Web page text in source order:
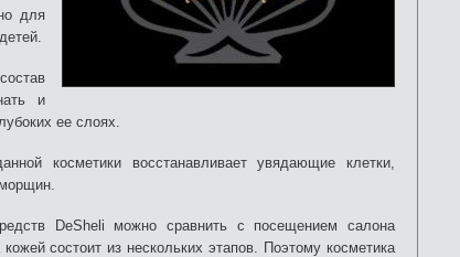
для
и
ее слоях.
косметики восстанавливает увядающие клетки,
DeSheli можно сравнить с посещением салона
состоит из нескольких этапов. Поэтому косметика